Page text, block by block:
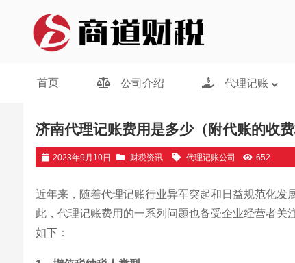
首页 公司介绍 代理记账
济南代理记账 财税资讯 / 济南代理记账费用是多少（附代账的
济南代理记账费用是多少（附代账的收费
2023年9月10日 财税资讯 代理记账公司 652
近年来，随着代理记账行业异军突起和日益规范化发
此，代理记账费用的一系列问题也备受企业经营者
如下：